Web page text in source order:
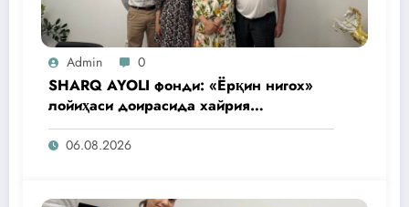
Admin 0
SHARQ AYOLI фонди: «Ёрқин нигох»
лойиҳаси доирасида хайрия
операциялари ўтказилади
06.08.2026